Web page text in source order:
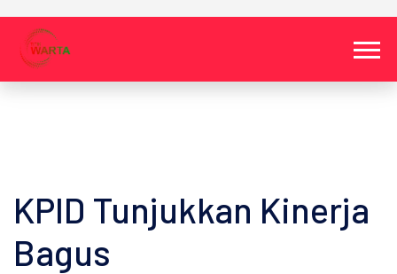
KPID Tunjukkan Kinerja
Bagus